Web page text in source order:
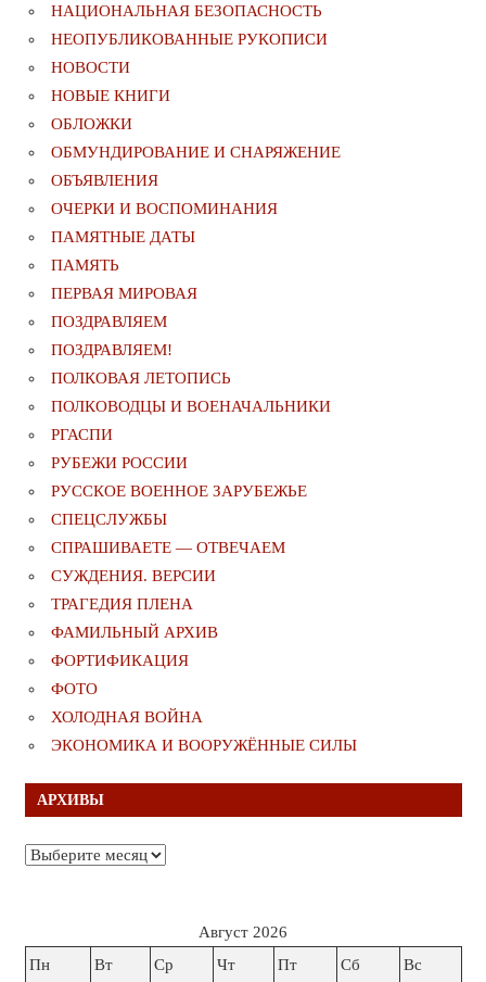
НАЦИОНАЛЬНАЯ БЕЗОПАСНОСТЬ
НЕОПУБЛИКОВАННЫЕ РУКОПИСИ
НОВОСТИ
НОВЫЕ КНИГИ
ОБЛОЖКИ
ОБМУНДИРОВАНИЕ И СНАРЯЖЕНИЕ
ОБЪЯВЛЕНИЯ
ОЧЕРКИ И ВОСПОМИНАНИЯ
ПАМЯТНЫЕ ДАТЫ
ПАМЯТЬ
ПЕРВАЯ МИРОВАЯ
ПОЗДРАВЛЯЕМ
ПОЗДРАВЛЯЕМ!
ПОЛКОВАЯ ЛЕТОПИСЬ
ПОЛКОВОДЦЫ И ВОЕНАЧАЛЬНИКИ
РГАСПИ
РУБЕЖИ РОССИИ
РУССКОЕ ВОЕННОЕ ЗАРУБЕЖЬЕ
СПЕЦСЛУЖБЫ
СПРАШИВАЕТЕ — ОТВЕЧАЕМ
СУЖДЕНИЯ. ВЕРСИИ
ТРАГЕДИЯ ПЛЕНА
ФАМИЛЬНЫЙ АРХИВ
ФОРТИФИКАЦИЯ
ФОТО
ХОЛОДНАЯ ВОЙНА
ЭКОНОМИКА И ВООРУЖЁННЫЕ СИЛЫ
АРХИВЫ
Архивы
Август 2026
Пн
Вт Ср Чт Пт Сб Вс